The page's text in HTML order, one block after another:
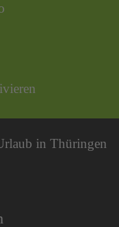
in Thüringen